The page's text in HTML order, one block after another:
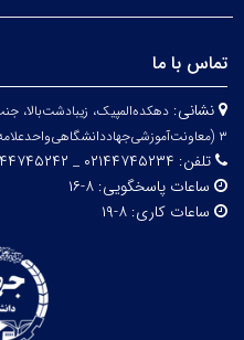
تماس با ما
نشانی: دهکده‌المپیک، زیبا‌دشت‌بالا،
۳
تلفن: ۰۲۱۴۴۷۴۵۲۳۴ _ ۰۲۱۴۴۷۴۵۲۴۲
ساعات پاسخگویی: ۸-۱۶
ساعات کاری: ۸-۱۹